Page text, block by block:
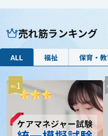
売れ筋ランキング
ALL 福祉 保育・
1